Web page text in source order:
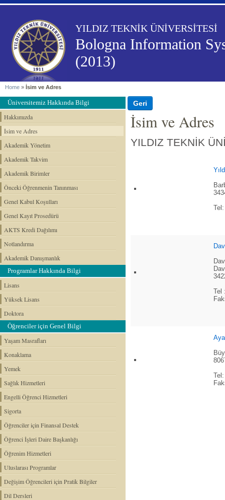
YILDIZ TEKNİK ÜNİVERSİTESİ
Bologna Information
(2013)
Home » İsim ve Adres
Üniversitemiz Hakkında Bilgi
Hakkımızda
İsim ve Adres
Akademik Yönetim
Akademik Takvim
Akademik Birimler
Önceki Öğrenmenin Tanınması
Genel Kabul Koşulları
Genel Kayıt Prosedürü
AKTS Kredi Dağılımı
Notlandırma
Akademik Danışmanlık
Programlar Hakkında Bilgi
Lisans
Yüksek Lisans
Doktora
Öğrenciler için Genel Bilgi
Yaşam Masrafları
Konaklama
Yemek
Sağlık Hizmetleri
Engelli Öğrenci Hizmetleri
Sigorta
Öğrenciler için Finansal Destek
Öğrenci İşleri Daire Başkanlığı
Öğrenim Hizmetleri
Uluslarası Programlar
Değişim Öğrencileri için Pratik Bilgiler
Dil Dersleri
İsim ve Adres
YILDIZ TEKNİK
Tel